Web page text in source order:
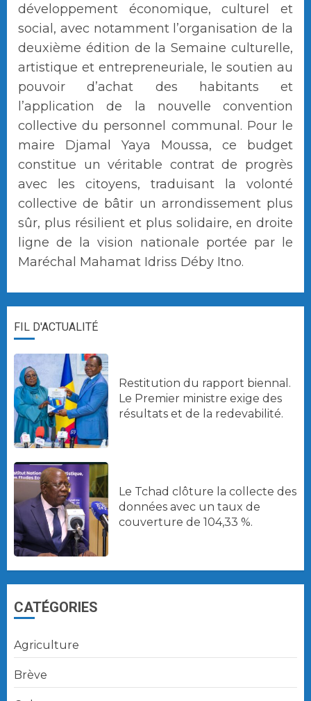
développement économique, culturel et
social, avec notamment l’organisation de la
deuxième édition de la Semaine culturelle,
artistique et entrepreneuriale, le soutien au
pouvoir d’achat des habitants et
l’application de la nouvelle convention
collective du personnel communal. Pour le
maire Djamal Yaya Moussa, ce budget
constitue un véritable contrat de progrès
avec les citoyens, traduisant la volonté
collective de bâtir un arrondissement plus
sûr, plus résilient et plus solidaire, en droite
ligne de la vision nationale portée par le
Maréchal Mahamat Idriss Déby Itno.
FIL D'ACTUALITÉ
Restitution du rapport biennal.
Le Premier ministre exige des
résultats et de la redevabilité.
Le Tchad clôture la collecte des
données avec un taux de
couverture de 104,33 %.
CATÉGORIES
Agriculture
Brève